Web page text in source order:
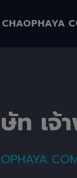
CHAOPHAYA
ท เจ้